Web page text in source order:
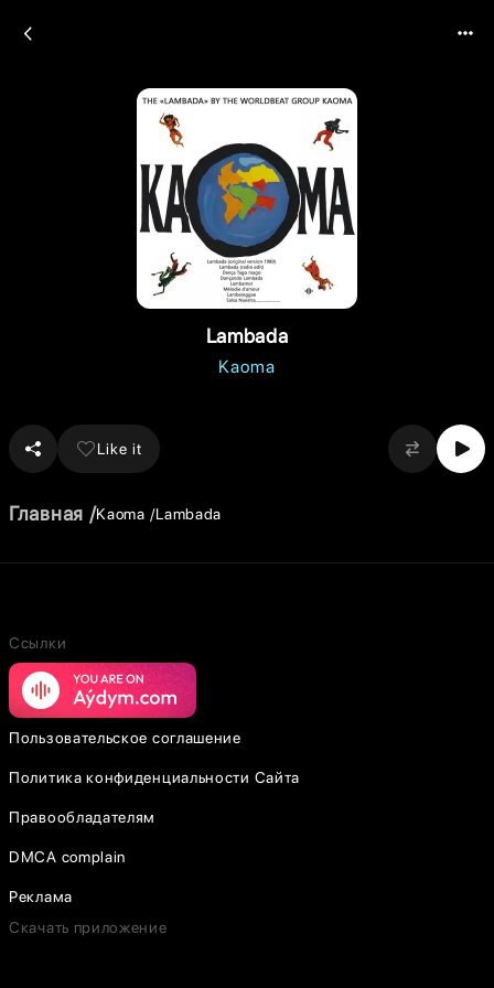
Lambada
Kaoma
Like it
Главная Kaoma Lambada
Ссылки
Пользовательское соглашение
Политика конфиденциальности Сайта
Правообладателям
DMCA complain
Реклама
Скачать приложение